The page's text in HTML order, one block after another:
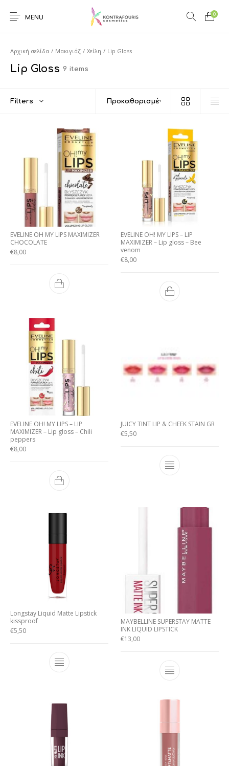
MENU
0
Αρχική σελίδα / Μακιγιάζ / Χείλη / Lip Gloss
Lip Gloss 9 items
Filters
EVELINE OH MY LIPS MAXIMIZER
CHOCOLATE
€8,00
EVELINE OH! MY LIPS – LIP
MAXIMIZER – Lip gloss – Bee
venom
€8,00
EVELINE OH! MY LIPS – LIP
MAXIMIZER – Lip gloss – Chili
peppers
€8,00
JUICY TINT LIP & CHEEK STAIN GR
€5,50
Longstay Liquid Matte Lipstick
kissproof
€5,50
MAYBELLINE SUPERSTAY MATTE
INK LIQUID LIPSTICK
€13,00